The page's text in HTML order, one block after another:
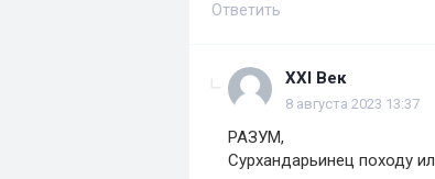
Ответить
ХХl Век
8 августа 2023 13:37
РАЗУМ,
Сурхандарьинец походу